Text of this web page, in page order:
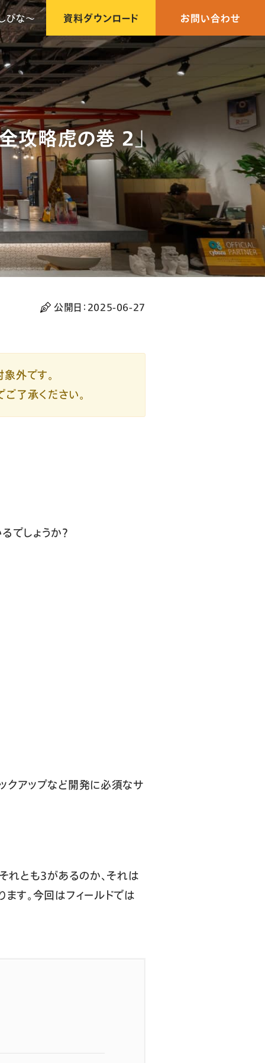
びな〜 資料ダウンロード お問い合わせ
攻略虎の巻 2」
公開日： 2025-06-27
外です。
了承ください。
でしょうか？
クアップなど開発に必須なサ
れとも3があるのか、それは
す。今回はフィールドでは